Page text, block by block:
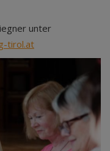
unter
tirol.at